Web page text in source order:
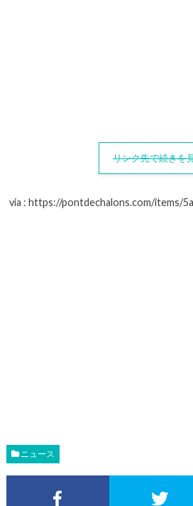
リンク先で続きを
via : https://pontdechalons.com/items/
ニュース
Facebookでシェ